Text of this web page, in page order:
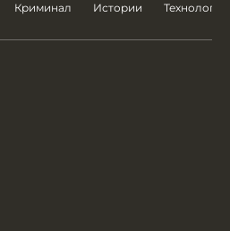
Криминал Истории Технологии